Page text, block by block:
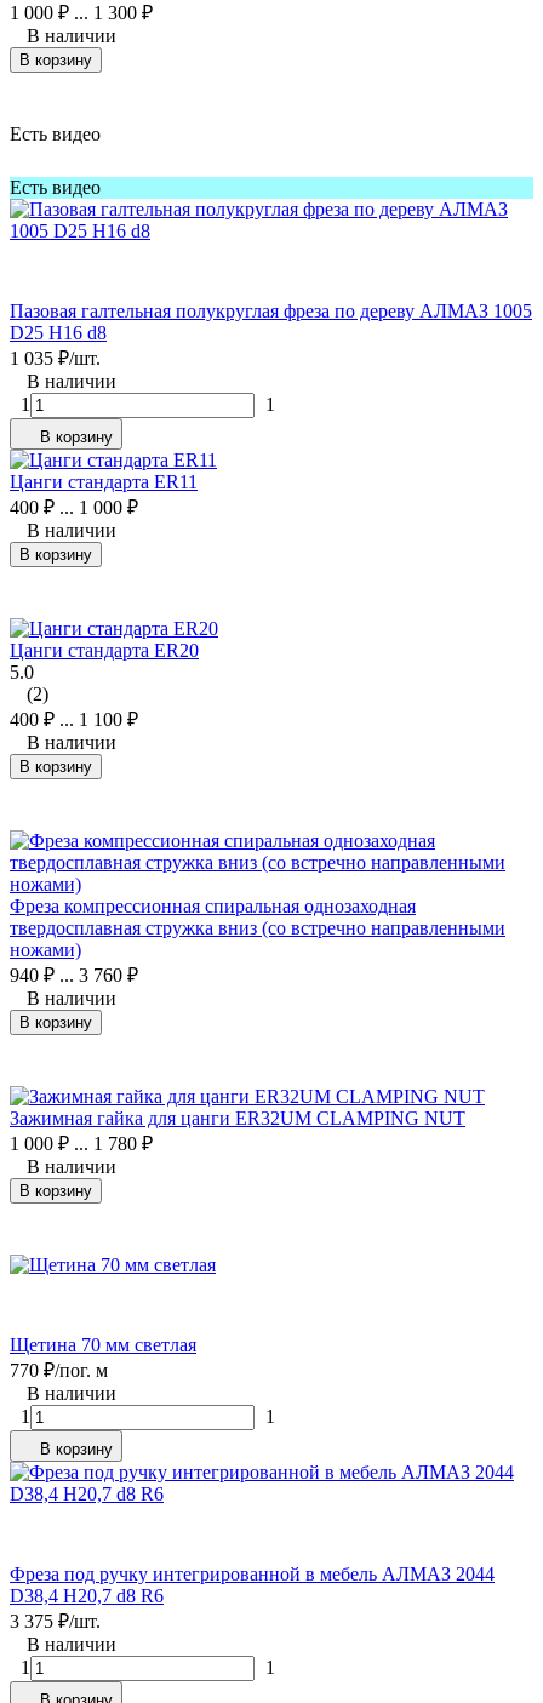
1 000 ₽ ... 1 300 ₽
В наличии
В корзину
Есть видео
Есть видео
Пазовая галтельная полукруглая фреза по дереву АЛМАЗ 1005
D25 H16 d8
1 035 ₽/шт.
В наличии
1
1
В корзину
Цанги стандарта ER11
400 ₽ ... 1 000 ₽
В наличии
В корзину
Цанги стандарта ER20
5.0
(2)
400 ₽ ... 1 100 ₽
В наличии
В корзину
Фреза компрессионная спиральная однозаходная
твердосплавная стружка вниз (со встречно направленными
ножами)
940 ₽ ... 3 760 ₽
В наличии
В корзину
Зажимная гайка для цанги ER32UM CLAMPING NUT
1 000 ₽ ... 1 780 ₽
В наличии
В корзину
Щетина 70 мм светлая
770 ₽/пог. м
В наличии
1
1
В корзину
Фреза под ручку интегрированной в мебель АЛМАЗ 2044
D38,4 H20,7 d8 R6
3 375 ₽/шт.
В наличии
1
1